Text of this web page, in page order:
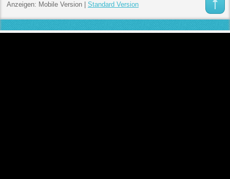
Anzeigen: Mobile Version| Standard Version